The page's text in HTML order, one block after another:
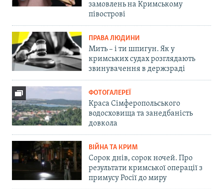
замовлень на Кримському
півострові
ПРАВА ЛЮДИНИ
Мить – і ти шпигун. Як у
кримських судах розглядають
звинувачення в держзраді
ФОТОГАЛЕРЕЇ
Краса Сімферопольського
водосховища та занедбаність
довкола
ВІЙНА ТА КРИМ
Сорок днів, сорок ночей. Про
результати кримської операції з
примусу Росії до миру